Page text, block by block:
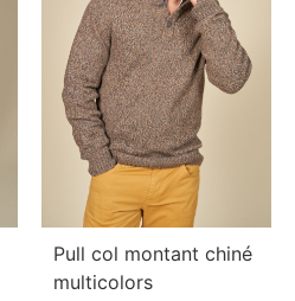
Pull col montant chiné
multicolors